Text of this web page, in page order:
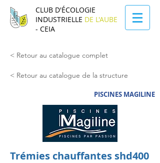
CLUB D'ÉCOLOGIE
INDUSTRIELLE DE L'AUBE
- CEIA
< Retour au catalogue complet
< Retour au catalogue de la structure
PISCINES MAGILINE
Trémies chauffantes shd400